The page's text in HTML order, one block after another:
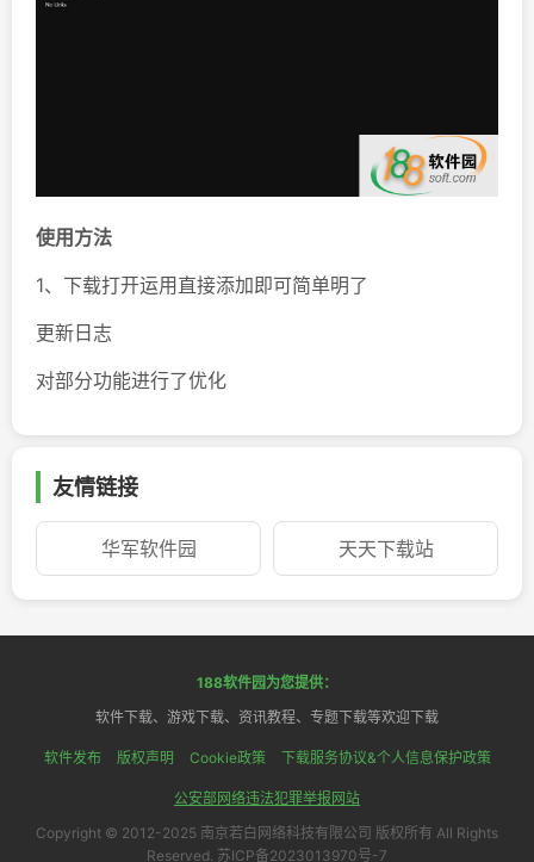
使用方法
1、下载打开运用直接添加即可简单明了
更新日志
对部分功能进行了优化
友情链接
华军软件园 天天下载站
188软件园为您提供：
软件下载、游戏下载、资讯教程、专题下载等欢迎下载
软件发布 版权声明 Cookie政策 下载服务协议&个人信息保护政策
公安部网络违法犯罪举报网站
Copyright © 2012-2025 南京若白网络科技有限公司 版权所有 All Rights
Reserved. 苏ICP备2023013970号-7